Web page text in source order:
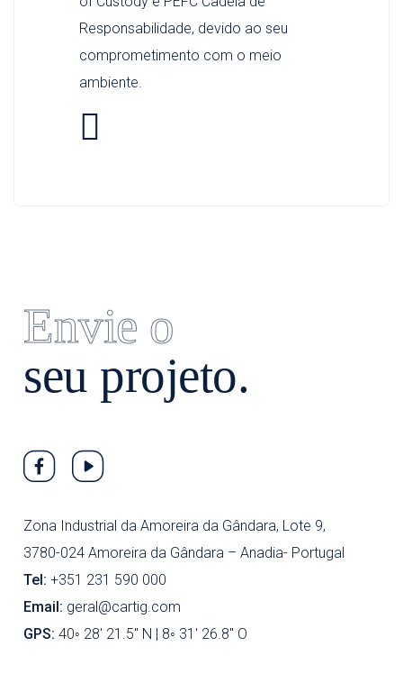
Responsabilidade, devido ao seu
comprometimento com o meio
ambiente.
Envie o
seu projeto.
Zona Industrial da Amoreira da Gândara, Lote 9,
3780-024 Amoreira da Gândara – Anadia- Portugal
Tel: +351 231 590 000
Email: geral@cartig.com
GPS: 40◦ 28' 21.5'' N | 8◦ 31' 26.8'' O